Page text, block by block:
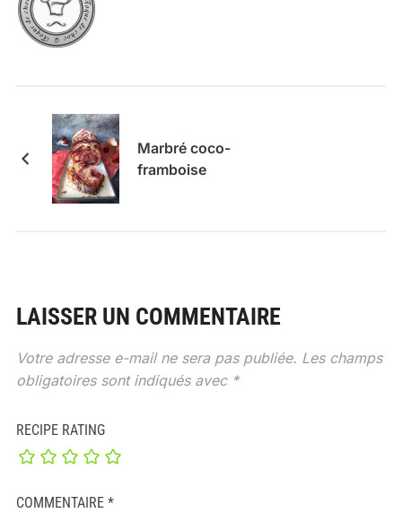
Marbré coco-
framboise
LAISSER UN COMMENTAIRE
Votre adresse e-mail ne sera pas publiée. Les champs
obligatoires sont indiqués avec *
RECIPE RATING
COMMENTAIRE *